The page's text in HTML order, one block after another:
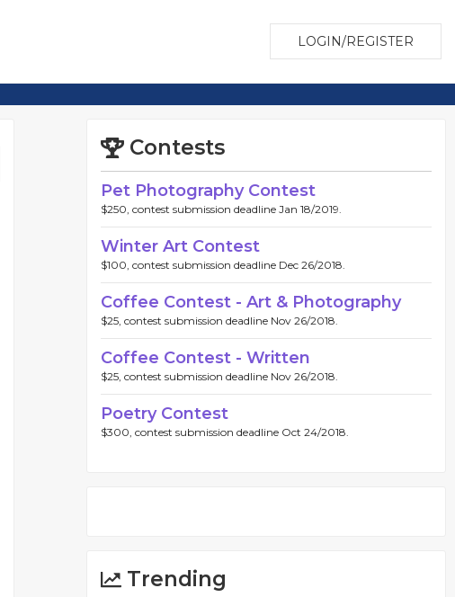
LOGIN/REGISTER
Contests
Pet Photography Contest
$250, contest submission deadline Jan 18/2019.
Winter Art Contest
$100, contest submission deadline Dec 26/2018.
Coffee Contest - Art & Photography
$25, contest submission deadline Nov 26/2018.
Coffee Contest - Written
$25, contest submission deadline Nov 26/2018.
Poetry Contest
$300, contest submission deadline Oct 24/2018.
Trending